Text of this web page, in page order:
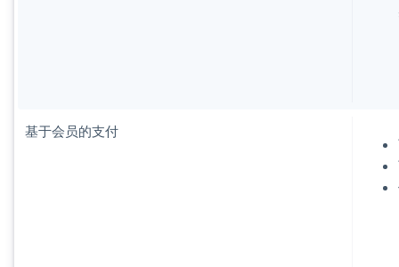
基于会员的支付